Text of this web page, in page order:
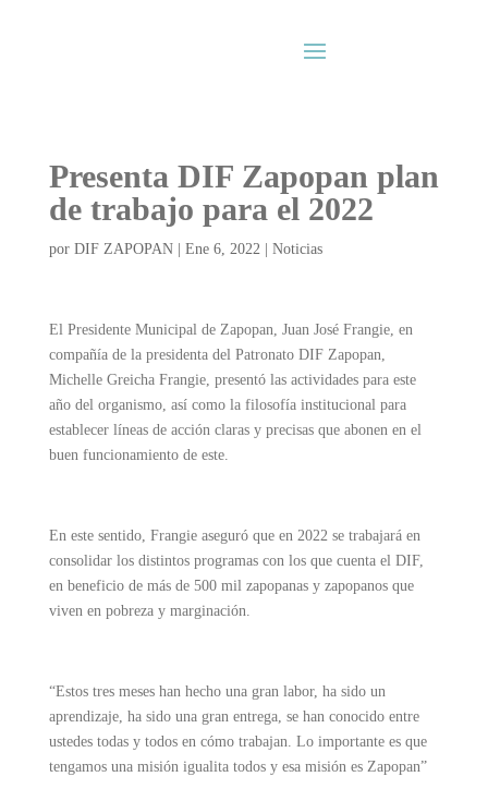
Presenta DIF Zapopan plan
de trabajo para el 2022
por DIF ZAPOPAN| Ene 6, 2022| Noticias
El Presidente Municipal de Zapopan, Juan José Frangie, en
compañía de la presidenta del Patronato DIF Zapopan,
Michelle Greicha Frangie, presentó las actividades para este
año del organismo, así como la filosofía institucional para
establecer líneas de acción claras y precisas que abonen en el
buen funcionamiento de este.
En este sentido, Frangie aseguró que en 2022 se trabajará en
consolidar los distintos programas con los que cuenta el DIF,
en beneficio de más de 500 mil zapopanas y zapopanos que
viven en pobreza y marginación.
“Estos tres meses han hecho una gran labor, ha sido un
aprendizaje, ha sido una gran entrega, se han conocido entre
ustedes todas y todos en cómo trabajan. Lo importante es que
tengamos una misión igualita todos y esa misión es Zapopan”